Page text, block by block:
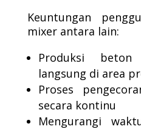
Keuntungan
mixer antara lain:
Produksi
langsung di area
Proses
secara kontinu
Mengurangi